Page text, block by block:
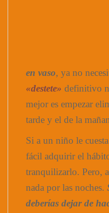
en vaso, ya no
«destete» definitivo
mejor es empezar
tarde y el de la
Si a un niño le cuesta
fácil adquirir el
tranquilizarlo. Pero,
nada por las noches.
deberías dejar de